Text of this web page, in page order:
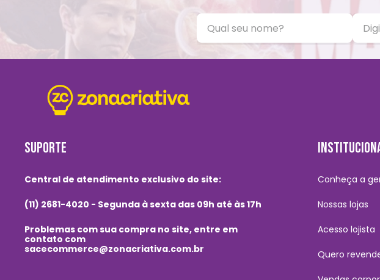
SUPORTE
Central de atendimento exclusivo do site:
(11) 2681-4020 - Segunda à sexta das 09h até às 17h
Problemas com sua compra no site, entre em
contato com
sacecommerce@zonacriativa.com.br
Conheça a
Nossas lojas
Acesso lojista
Quero